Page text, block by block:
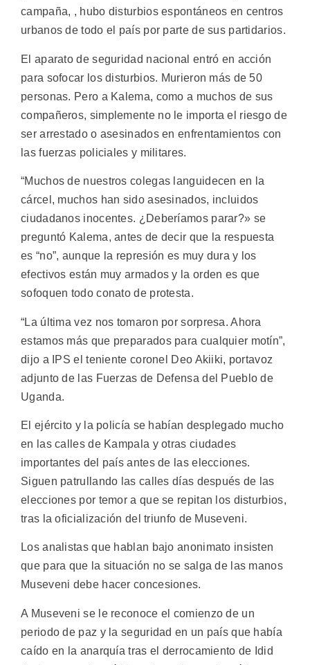
campaña, , hubo disturbios espontáneos en centros
urbanos de todo el país por parte de sus partidarios.
El aparato de seguridad nacional entró en acción
para sofocar los disturbios. Murieron más de 50
personas. Pero a Kalema, como a muchos de sus
compañeros, simplemente no le importa el riesgo de
ser arrestado o asesinados en enfrentamientos con
las fuerzas policiales y militares.
“Muchos de nuestros colegas languidecen en la
cárcel, muchos han sido asesinados, incluidos
ciudadanos inocentes. ¿Deberíamos parar?» se
preguntó Kalema, antes de decir que la respuesta
es “no”, aunque la represión es muy dura y los
efectivos están muy armados y la orden es que
sofoquen todo conato de protesta.
“La última vez nos tomaron por sorpresa. Ahora
estamos más que preparados para cualquier motín”,
dijo a IPS el teniente coronel Deo Akiiki, portavoz
adjunto de las Fuerzas de Defensa del Pueblo de
Uganda.
El ejército y la policía se habían desplegado mucho
en las calles de Kampala y otras ciudades
importantes del país antes de las elecciones.
Siguen patrullando las calles días después de las
elecciones por temor a que se repitan los disturbios,
tras la oficialización del triunfo de Museveni.
Los analistas que hablan bajo anonimato insisten
que para que la situación no se salga de las manos
Museveni debe hacer concesiones.
A Museveni se le reconoce el comienzo de un
periodo de paz y la seguridad en un país que había
caído en la anarquía tras el derrocamiento de Idid